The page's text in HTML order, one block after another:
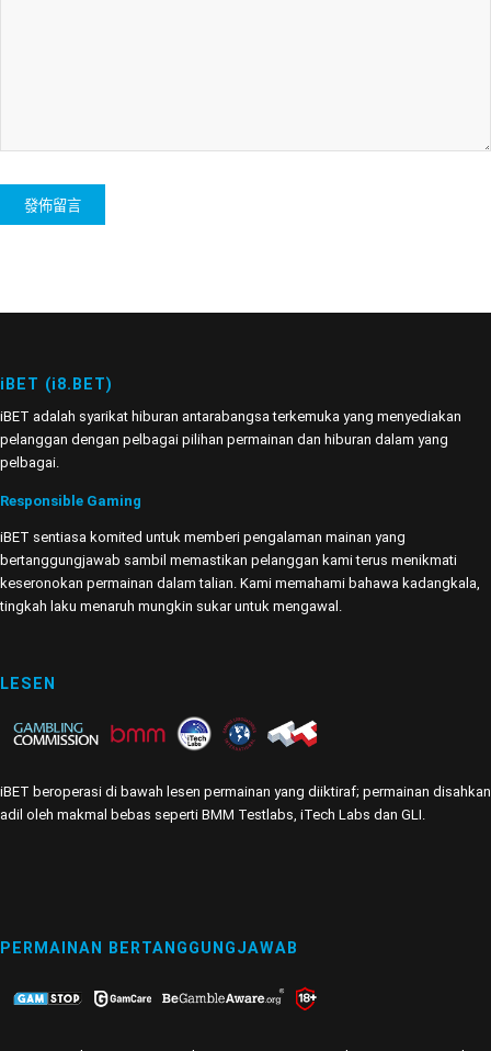
iBET (i8.BET)
iBET adalah syarikat hiburan antarabangsa terkemuka yang menyediakan
pelanggan dengan pelbagai pilihan permainan dan hiburan dalam yang
pelbagai.
Responsible Gaming
iBET sentiasa komited untuk memberi pengalaman mainan yang
bertanggungjawab sambil memastikan pelanggan kami terus menikmati
keseronokan permainan dalam talian. Kami memahami bahawa kadangkala,
tingkah laku menaruh mungkin sukar untuk mengawal.
LESEN
iBET beroperasi di bawah lesen permainan yang diiktiraf; permainan disahkan
adil oleh makmal bebas seperti BMM Testlabs, iTech Labs dan GLI.
PERMAINAN BERTANGGUNGJAWAB